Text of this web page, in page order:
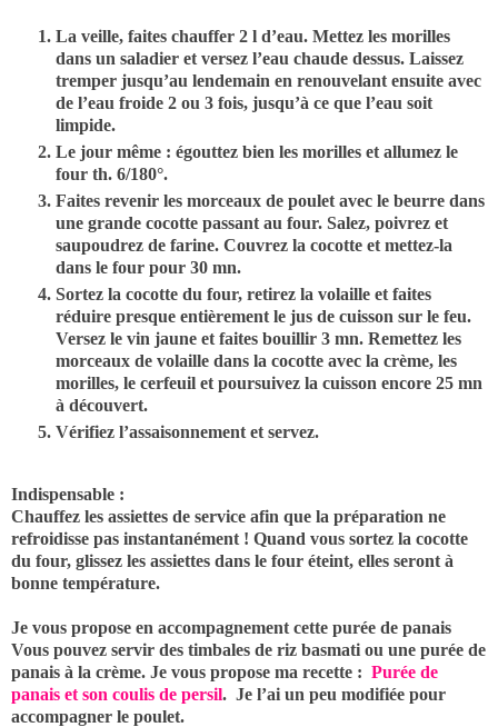
La veille, faites chauffer 2 l d’eau. Mettez les morilles
dans un saladier et versez l’eau chaude dessus. Laissez
tremper jusqu’au lendemain en renouvelant ensuite avec
de l’eau froide 2 ou 3 fois, jusqu’à ce que l’eau soit
limpide.
Le jour même : égouttez bien les morilles et allumez le
four th. 6/180°.
Faites revenir les morceaux de poulet avec le beurre dans
une grande cocotte passant au four. Salez, poivrez et
saupoudrez de farine. Couvrez la cocotte et mettez-la
dans le four pour 30 mn.
Sortez la cocotte du four, retirez la volaille et faites
réduire presque entièrement le jus de cuisson sur le feu.
Versez le vin jaune et faites bouillir 3 mn. Remettez les
morceaux de volaille dans la cocotte avec la crème, les
morilles, le cerfeuil et poursuivez la cuisson encore 25 mn
à découvert.
Vérifiez l’assaisonnement et servez.
Indispensable :
Chauffez les assiettes de service afin que la préparation ne
refroidisse pas instantanément ! Quand vous sortez la cocotte
du four, glissez les assiettes dans le four éteint, elles seront à
bonne température.
Je vous propose en accompagnement cette purée de panais
Vous pouvez servir des timbales de riz basmati ou une purée de
panais à la crème. Je vous propose ma recette : Purée de
panais et son coulis de persil. Je l’ai un peu modifiée pour
accompagner le poulet.